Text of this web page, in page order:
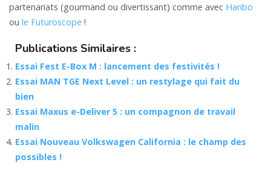
partenariats (gourmand ou divertissant) comme avec Haribo
ou le Futuroscope !
Publications Similaires :
Essai Fest E-Box M : lancement des festivités !
Essai MAN TGE Next Level : un restylage qui fait du
bien
Essai Maxus e-Deliver 5 : un compagnon de travail
malin
Essai Nouveau Volkswagen California : le champ des
possibles !